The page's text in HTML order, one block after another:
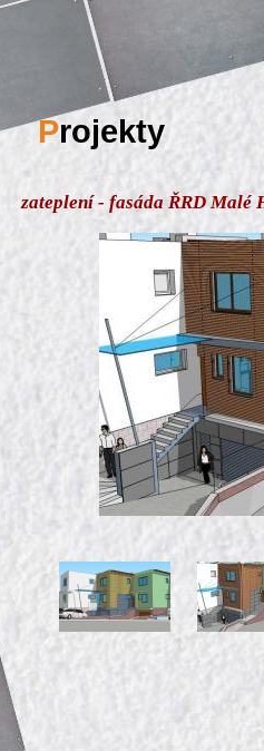
Projekty
zateplení - fasáda ŘRD Malé